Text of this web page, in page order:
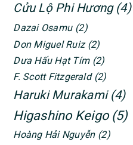
Cửu Lộ Phi Hương (4)
Dazai Osamu (2)
Don Miguel Ruiz (2)
Dưa Hấu Hạt Tím (2)
F. Scott Fitzgerald (2)
Haruki Murakami (4)
Higashino Keigo (5)
Hoàng Hải Nguyễn (2)